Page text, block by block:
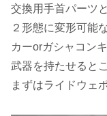
交換用手首パーツ
２形態に変形可能
カーorガシャコン
武器を持たせると
まずはライドウェポ